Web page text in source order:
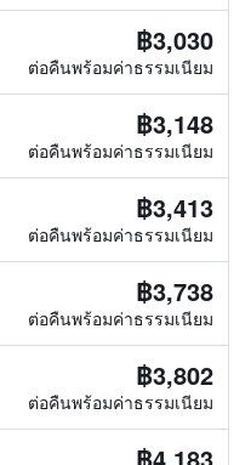
฿3,030
ต่อคืนพร้อมค่าธรรมเนียม
฿3,148
ต่อคืนพร้อมค่าธรรมเนียม
฿3,413
ต่อคืนพร้อมค่าธรรมเนียม
฿3,738
ต่อคืนพร้อมค่าธรรมเนียม
฿3,802
ต่อคืนพร้อมค่าธรรมเนียม